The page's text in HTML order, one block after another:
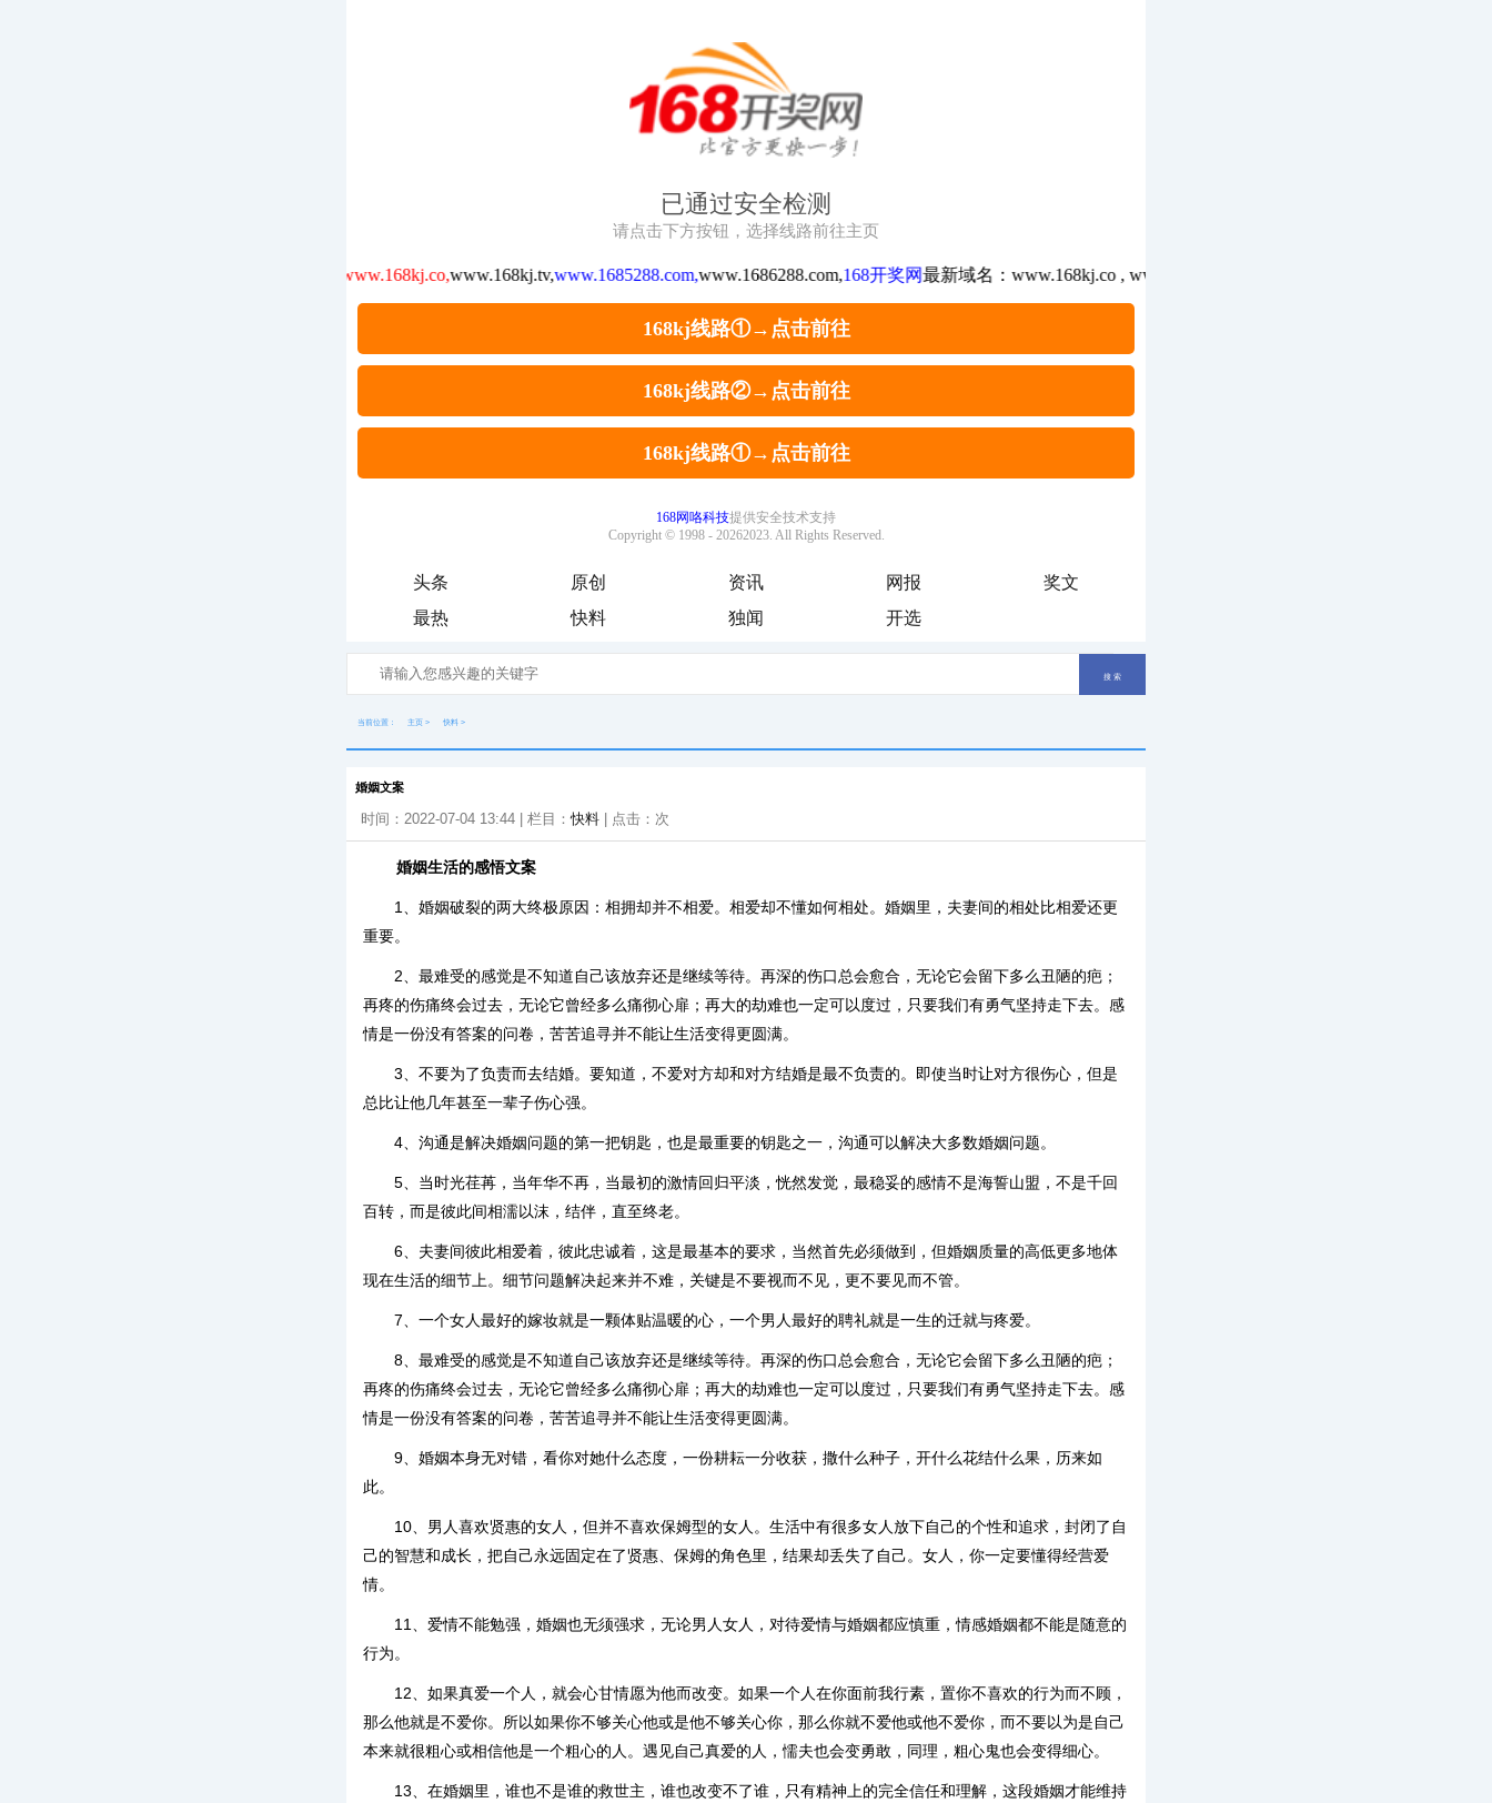
头条 原创 资讯 网报
奖文
最热
快料 独闻 开选
当前位置： 主页 > 快料 >
婚姻文案
时间：2022-07-04 13:44 | 栏目：快料 | 点击： 次
婚姻生活的感悟文案
1、婚姻破裂的两大终极原因：相拥却并不相爱。相爱却不懂如何相处。婚姻里，夫妻间的相处比相爱还更
重要。
2、最难受的感觉是不知道自己该放弃还是继续等待。再深的伤口总会愈合，无论它会留下多么丑陋的疤；
再疼的伤痛终会过去，无论它曾经多么痛彻心扉；再大的劫难也一定可以度过，只要我们有勇气坚持走下去。感
情是一份没有答案的问卷，苦苦追寻并不能让生活变得更圆满。
3、不要为了负责而去结婚。要知道，不爱对方却和对方结婚是最不负责的。即使当时让对方很伤心，但是
总比让他几年甚至一辈子伤心强。
4、沟通是解决婚姻问题的第一把钥匙，也是最重要的钥匙之一，沟通可以解决大多数婚姻问题。
5、当时光荏苒，当年华不再，当最初的激情回归平淡，恍然发觉，最稳妥的感情不是海誓山盟，不是千回
百转，而是彼此间相濡以沫，结伴，直至终老。
6、夫妻间彼此相爱着，彼此忠诚着，这是最基本的要求，当然首先必须做到，但婚姻质量的高低更多地体
现在生活的细节上。细节问题解决起来并不难，关键是不要视而不见，更不要见而不管。
7、一个女人最好的嫁妆就是一颗体贴温暖的心，一个男人最好的聘礼就是一生的迁就与疼爱。
8、最难受的感觉是不知道自己该放弃还是继续等待。再深的伤口总会愈合，无论它会留下多么丑陋的疤；
再疼的伤痛终会过去，无论它曾经多么痛彻心扉；再大的劫难也一定可以度过，只要我们有勇气坚持走下去。感
情是一份没有答案的问卷，苦苦追寻并不能让生活变得更圆满。
9、婚姻本身无对错，看你对她什么态度，一份耕耘一分收获，撒什么种子，开什么花结什么果，历来如
此。
10、男人喜欢贤惠的女人，但并不喜欢保姆型的女人。生活中有很多女人放下自己的个性和追求，封闭了自
己的智慧和成长，把自己永远固定在了贤惠、保姆的角色里，结果却丢失了自己。女人，你一定要懂得经营爱
情。
11、爱情不能勉强，婚姻也无须强求，无论男人女人，对待爱情与婚姻都应慎重，情感婚姻都不能是随意的
行为。
12、如果真爱一个人，就会心甘情愿为他而改变。如果一个人在你面前我行素，置你不喜欢的行为而不顾，
那么他就是不爱你。所以如果你不够关心他或是他不够关心你，那么你就不爱他或他不爱你，而不要以为是自己
本来就很粗心或相信他是一个粗心的人。遇见自己真爱的人，懦夫也会变勇敢，同理，粗心鬼也会变得细心。
13、在婚姻里，谁也不是谁的救世主，谁也改变不了谁，只有精神上的完全信任和理解，这段婚姻才能维持